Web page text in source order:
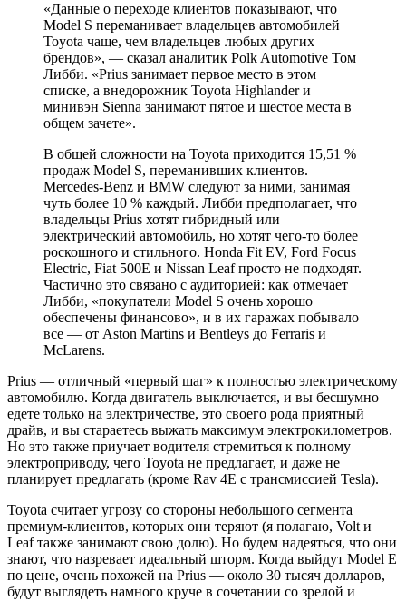
«Данные о переходе клиентов показывают, что
Model S переманивает владельцев автомобилей
Toyota чаще, чем владельцев любых других
брендов», — сказал аналитик Polk Automotive Том
Либби. «Prius занимает первое место в этом
списке, а внедорожник Toyota Highlander и
минивэн Sienna занимают пятое и шестое места в
общем зачете».
В общей сложности на Toyota приходится 15,51 %
продаж Model S, переманивших клиентов.
Mercedes-Benz и BMW следуют за ними, занимая
чуть более 10 % каждый. Либби предполагает, что
владельцы Prius хотят гибридный или
электрический автомобиль, но хотят чего-то более
роскошного и стильного. Honda Fit EV, Ford Focus
Electric, Fiat 500E и Nissan Leaf просто не подходят.
Частично это связано с аудиторией: как отмечает
Либби, «покупатели Model S очень хорошо
обеспечены финансово», и в их гаражах побывало
все — от Aston Martins и Bentleys до Ferraris и
McLarens.
Prius — отличный «первый шаг» к полностью электрическому
автомобилю. Когда двигатель выключается, и вы бесшумно
едете только на электричестве, это своего рода приятный
драйв, и вы стараетесь выжать максимум электрокилометров.
Но это также приучает водителя стремиться к полному
электроприводу, чего Toyota не предлагает, и даже не
планирует предлагать (кроме Rav 4E с трансмиссией Tesla).
Toyota считает угрозу со стороны небольшого сегмента
премиум-клиентов, которых они теряют (я полагаю, Volt и
Leaf также занимают свою долю). Но будем надеяться, что они
знают, что назревает идеальный шторм. Когда выйдут Model E
по цене, очень похожей на Prius — около 30 тысяч долларов,
будут выглядеть намного круче в сочетании со зрелой и